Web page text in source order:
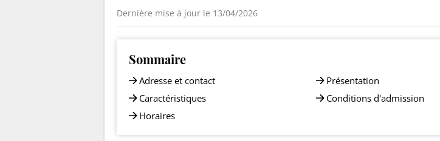
Dernière mise à jour le 13/04/2026
Sommaire
Adresse et contact
Caractéristiques
Horaires
Présentation
Conditions d'admission